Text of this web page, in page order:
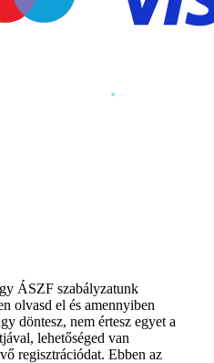
ÁSZF szabályzatunk
olvasd el és amennyiben
döntesz, nem értesz egyet a
lehetőséged van
regisztrációdat. Ebben az